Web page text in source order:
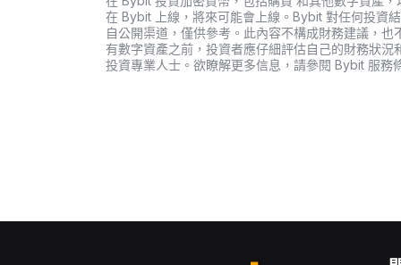
在 Bybit 上線，將來可能會上線。Bybit 對任何投資
自公開渠道，僅供參考。此內容不構成財務建議，
有數字資產之前，投資者應仔細評估自己的財務狀
投資專業人士。欲瞭解更多信息，請參閱 Bybit 服務